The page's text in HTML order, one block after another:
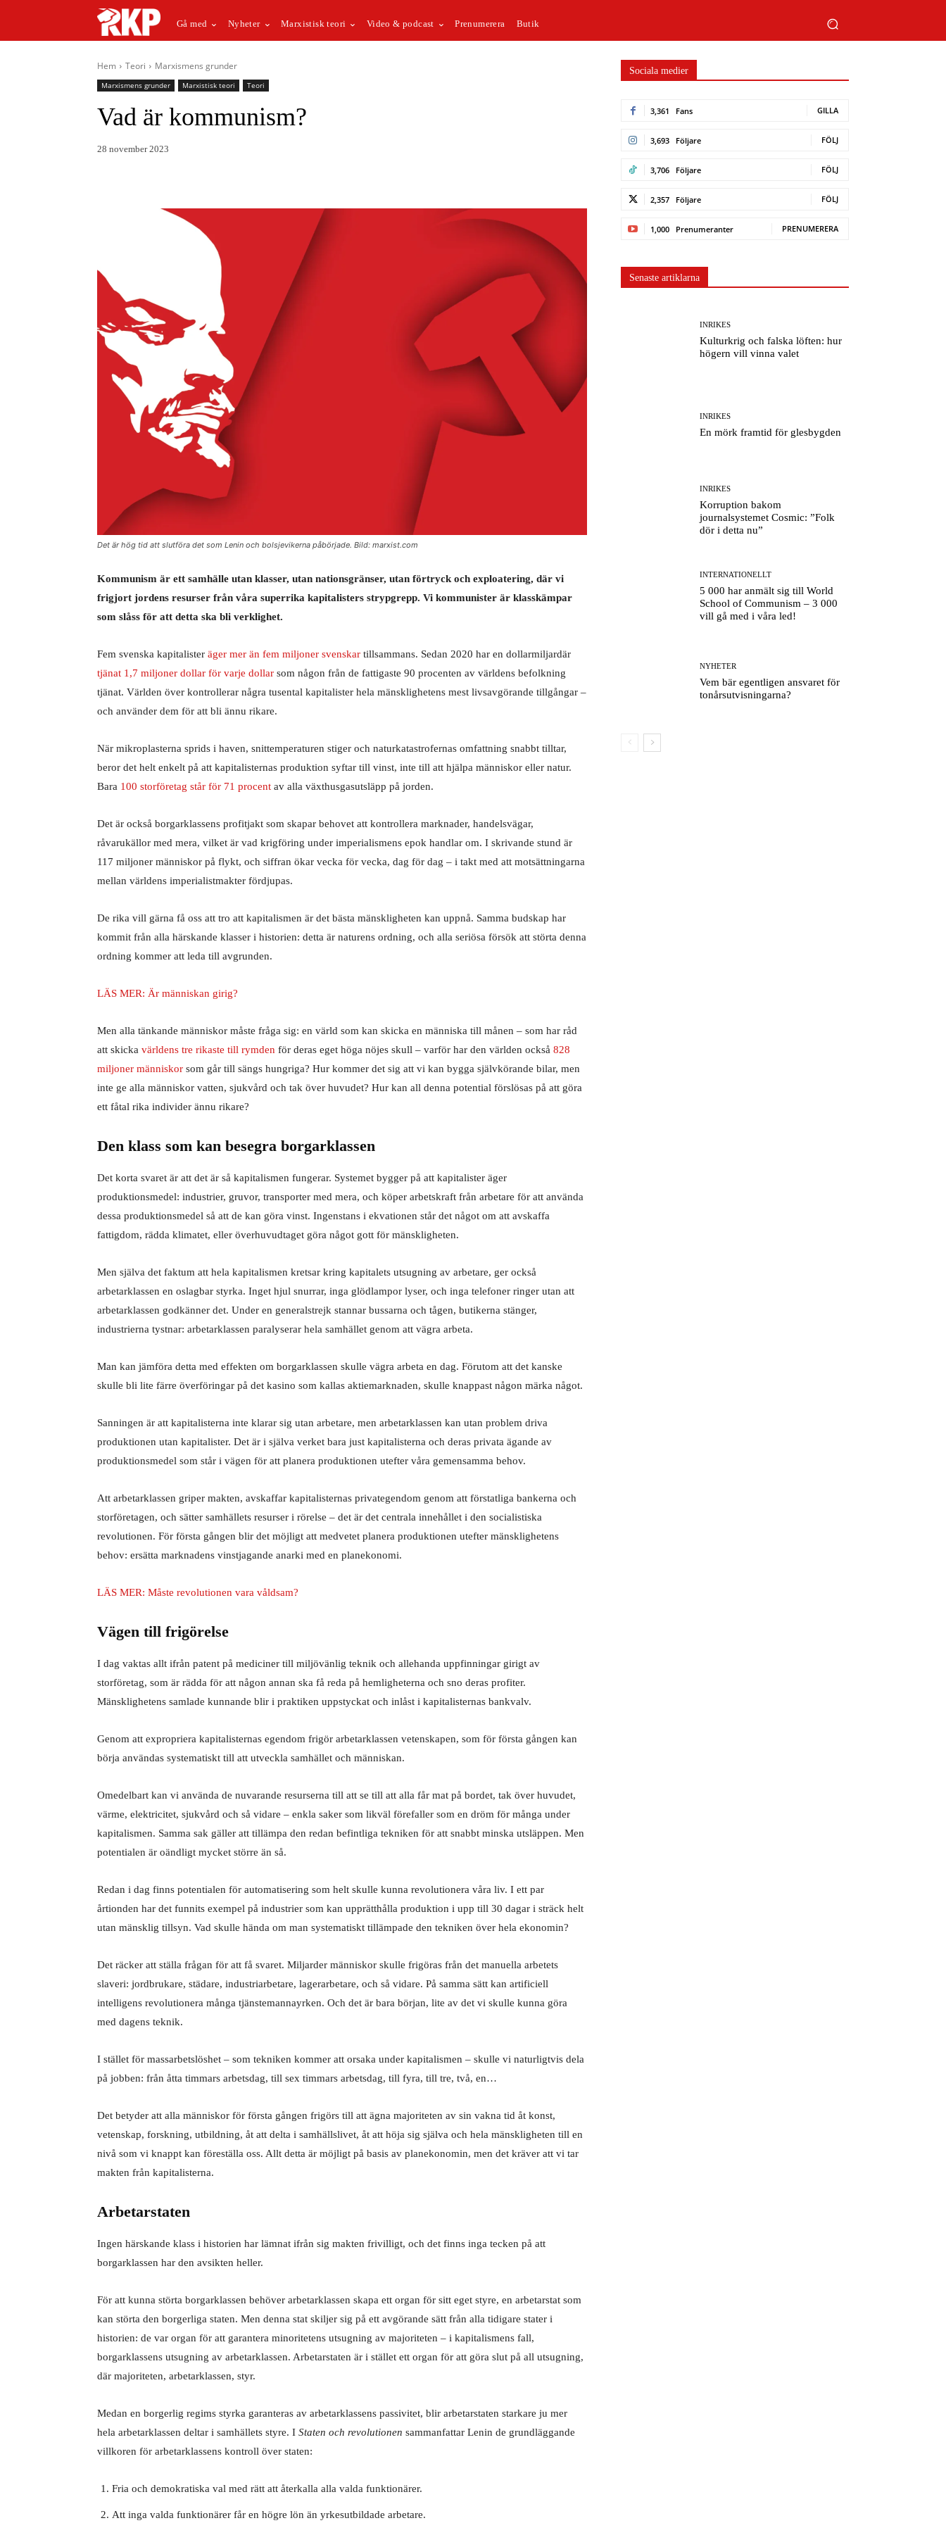
Gå med Nyheter Marxistisk teori Video & podcast Prenumerera Butik
Hem Teori Marxismens grunder
Marxismens grunder Marxistisk teori Teori
Vad är kommunism?
28 november 2023
Det är hög tid att slutföra det som Lenin och bolsjevikerna påbörjade. Bild: marxist.com
Kommunism är ett samhälle utan klasser, utan nationsgränser, utan förtryck och exploatering, där vi
frigjort jordens resurser från våra superrika kapitalisters strypgrepp. Vi kommunister är klasskämpar
som slåss för att detta ska bli verklighet.
Fem svenska kapitalister äger mer än fem miljoner svenskar tillsammans. Sedan 2020 har en dollarmiljardär
tjänat 1,7 miljoner dollar för varje dollar som någon från de fattigaste 90 procenten av världens befolkning
tjänat. Världen över kontrollerar några tusental kapitalister hela mänsklighetens mest livsavgörande tillgångar –
och använder dem för att bli ännu rikare.
När mikroplasterna sprids i haven, snittemperaturen stiger och naturkatastrofernas omfattning snabbt tilltar,
beror det helt enkelt på att kapitalisternas produktion syftar till vinst, inte till att hjälpa människor eller natur.
Bara 100 storföretag står för 71 procent av alla växthusgasutsläpp på jorden.
Det är också borgarklassens profitjakt som skapar behovet att kontrollera marknader, handelsvägar,
råvarukällor med mera, vilket är vad krigföring under imperialismens epok handlar om. I skrivande stund är
117 miljoner människor på flykt, och siffran ökar vecka för vecka, dag för dag – i takt med att motsättningarna
mellan världens imperialistmakter fördjupas.
De rika vill gärna få oss att tro att kapitalismen är det bästa mänskligheten kan uppnå. Samma budskap har
kommit från alla härskande klasser i historien: detta är naturens ordning, och alla seriösa försök att störta denna
ordning kommer att leda till avgrunden.
LÄS MER: Är människan girig?
Men alla tänkande människor måste fråga sig: en värld som kan skicka en människa till månen – som har råd
att skicka världens tre rikaste till rymden för deras eget höga nöjes skull – varför har den världen också 828
miljoner människor som går till sängs hungriga? Hur kommer det sig att vi kan bygga självkörande bilar, men
inte ge alla människor vatten, sjukvård och tak över huvudet? Hur kan all denna potential förslösas på att göra
ett fåtal rika individer ännu rikare?
Den klass som kan besegra borgarklassen
Det korta svaret är att det är så kapitalismen fungerar. Systemet bygger på att kapitalister äger
produktionsmedel: industrier, gruvor, transporter med mera, och köper arbetskraft från arbetare för att använda
dessa produktionsmedel så att de kan göra vinst. Ingenstans i ekvationen står det något om att avskaffa
fattigdom, rädda klimatet, eller överhuvudtaget göra något gott för mänskligheten.
Men själva det faktum att hela kapitalismen kretsar kring kapitalets utsugning av arbetare, ger också
arbetarklassen en oslagbar styrka. Inget hjul snurrar, inga glödlampor lyser, och inga telefoner ringer utan att
arbetarklassen godkänner det. Under en generalstrejk stannar bussarna och tågen, butikerna stänger,
industrierna tystnar: arbetarklassen paralyserar hela samhället genom att vägra arbeta.
Man kan jämföra detta med effekten om borgarklassen skulle vägra arbeta en dag. Förutom att det kanske
skulle bli lite färre överföringar på det kasino som kallas aktiemarknaden, skulle knappast någon märka något.
Sanningen är att kapitalisterna inte klarar sig utan arbetare, men arbetarklassen kan utan problem driva
produktionen utan kapitalister. Det är i själva verket bara just kapitalisterna och deras privata ägande av
produktionsmedel som står i vägen för att planera produktionen utefter våra gemensamma behov.
Att arbetarklassen griper makten, avskaffar kapitalisternas privategendom genom att förstatliga bankerna och
storföretagen, och sätter samhällets resurser i rörelse – det är det centrala innehållet i den socialistiska
revolutionen. För första gången blir det möjligt att medvetet planera produktionen utefter mänsklighetens
behov: ersätta marknadens vinstjagande anarki med en planekonomi.
LÄS MER: Måste revolutionen vara våldsam?
Vägen till frigörelse
I dag vaktas allt ifrån patent på mediciner till miljövänlig teknik och allehanda uppfinningar girigt av
storföretag, som är rädda för att någon annan ska få reda på hemligheterna och sno deras profiter.
Mänsklighetens samlade kunnande blir i praktiken uppstyckat och inlåst i kapitalisternas bankvalv.
Genom att expropriera kapitalisternas egendom frigör arbetarklassen vetenskapen, som för första gången kan
börja användas systematiskt till att utveckla samhället och människan.
Omedelbart kan vi använda de nuvarande resurserna till att se till att alla får mat på bordet, tak över huvudet,
värme, elektricitet, sjukvård och så vidare – enkla saker som likväl förefaller som en dröm för många under
kapitalismen. Samma sak gäller att tillämpa den redan befintliga tekniken för att snabbt minska utsläppen. Men
potentialen är oändligt mycket större än så.
Redan i dag finns potentialen för automatisering som helt skulle kunna revolutionera våra liv. I ett par
årtionden har det funnits exempel på industrier som kan upprätthålla produktion i upp till 30 dagar i sträck helt
utan mänsklig tillsyn. Vad skulle hända om man systematiskt tillämpade den tekniken över hela ekonomin?
Det räcker att ställa frågan för att få svaret. Miljarder människor skulle frigöras från det manuella arbetets
slaveri: jordbrukare, städare, industriarbetare, lagerarbetare, och så vidare. På samma sätt kan artificiell
intelligens revolutionera många tjänstemannayrken. Och det är bara början, lite av det vi skulle kunna göra
med dagens teknik.
I stället för massarbetslöshet – som tekniken kommer att orsaka under kapitalismen – skulle vi naturligtvis dela
på jobben: från åtta timmars arbetsdag, till sex timmars arbetsdag, till fyra, till tre, två, en…
Det betyder att alla människor för första gången frigörs till att ägna majoriteten av sin vakna tid åt konst,
vetenskap, forskning, utbildning, åt att delta i samhällslivet, åt att höja sig själva och hela mänskligheten till en
nivå som vi knappt kan föreställa oss. Allt detta är möjligt på basis av planekonomin, men det kräver att vi tar
makten från kapitalisterna.
Arbetarstaten
Ingen härskande klass i historien har lämnat ifrån sig makten frivilligt, och det finns inga tecken på att
borgarklassen har den avsikten heller.
För att kunna störta borgarklassen behöver arbetarklassen skapa ett organ för sitt eget styre, en arbetarstat som
kan störta den borgerliga staten. Men denna stat skiljer sig på ett avgörande sätt från alla tidigare stater i
historien: de var organ för att garantera minoritetens utsugning av majoriteten – i kapitalismens fall,
borgarklassens utsugning av arbetarklassen. Arbetarstaten är i stället ett organ för att göra slut på all utsugning,
där majoriteten, arbetarklassen, styr.
Medan en borgerlig regims styrka garanteras av arbetarklassens passivitet, blir arbetarstaten starkare ju mer
hela arbetarklassen deltar i samhällets styre. I Staten och revolutionen sammanfattar Lenin de grundläggande
villkoren för arbetarklassens kontroll över staten:
Fria och demokratiska val med rätt att återkalla alla valda funktionärer.
Att inga valda funktionärer får en högre lön än yrkesutbildade arbetare.
Sociala medier
3,361 Fans GILLA
3,693 Följare FÖLJ
3,706 Följare FÖLJ
2,357 Följare FÖLJ
1,000 Prenumeranter PRENUMERERA
Senaste artiklarna
INRIKES
Kulturkrig och falska löften: hur
högern vill vinna valet
INRIKES
En mörk framtid för glesbygden
INRIKES
Korruption bakom
journalsystemet Cosmic: ”Folk
dör i detta nu”
INTERNATIONELLT
5 000 har anmält sig till World
School of Communism – 3 000
vill gå med i våra led!
NYHETER
Vem bär egentligen ansvaret för
tonårsutvisningarna?